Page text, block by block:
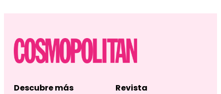
Descubre más
Revista